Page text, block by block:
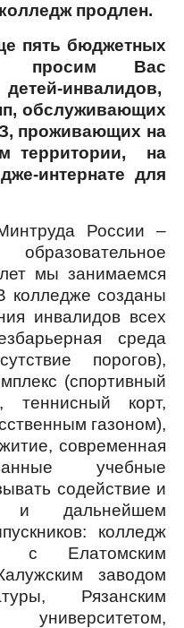
продлен.
пять бюджетных
просим Вас
инвалидов,
обслуживающих
проживающих на
территории, на
интернате для
России –
мы занимаемся
колледже созданы
инвалидов всех
среда
порогов),
(спортивный
корт,
газоном),
современная
учебные
содействие и
и дальнейшем
колледж
с Елатомским
заводом
Рязанским